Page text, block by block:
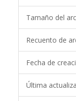
Tamaño del
Recuento de
Fecha de
Última